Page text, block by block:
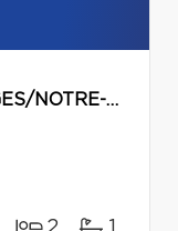
MONTRÉAL (CÔTE-DES-NEIGES/NOTRE-DAME-DE-GRÂCE)